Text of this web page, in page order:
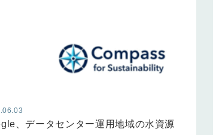
、データセンター運用地域の水資源